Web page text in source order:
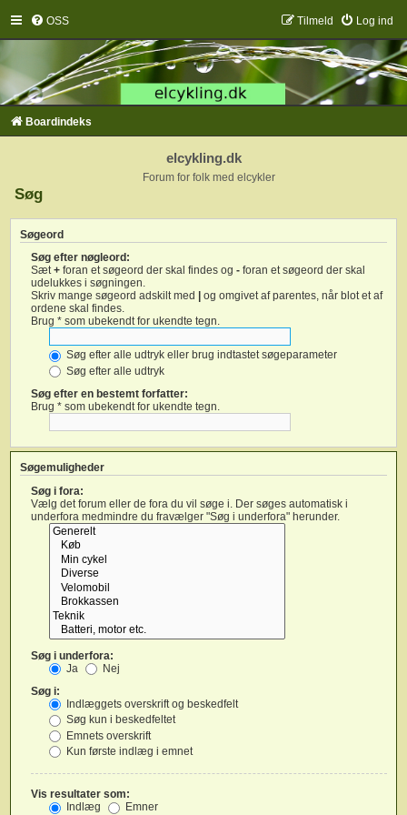
OSS Log ind
Tilmeld
Boardindeks
elcykling.dk
Forum for folk med elcykler
Søg
Søgeord
Søg efter nøgleord:
Sæt+ foran et søgeord der skal findes og - foran et søgeord der skal
udelukkes i søgningen.
Skriv mange søgeord adskilt med
og omgivet af parentes, når blot et af
ordene skal findes.
Brug * som ubekendt for ukendte tegn.
Søg efter alle udtryk eller brug indtastet søgeparameter
Søg efter alle udtryk
Søg efter en bestemt forfatter:
Brug * som ubekendt for ukendte tegn.
Søgemuligheder
Søg i fora:
Vælg det forum eller de fora du vil søge i. Der søges automatisk i
underfora medmindre du fravælger "Søg i underfora" herunder.
Søg i underfora:
Ja
Nej
Søg i:
Indlæggets overskrift og beskedfelt
Søg kun i beskedfeltet
Emnets overskrift
Kun første indlæg i emnet
Vis resultater som:
Indlæg
Emner